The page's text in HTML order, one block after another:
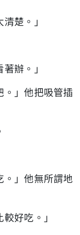
楚。」
辦。」
。」他把吸管插
。」他無所謂地
好吃。」